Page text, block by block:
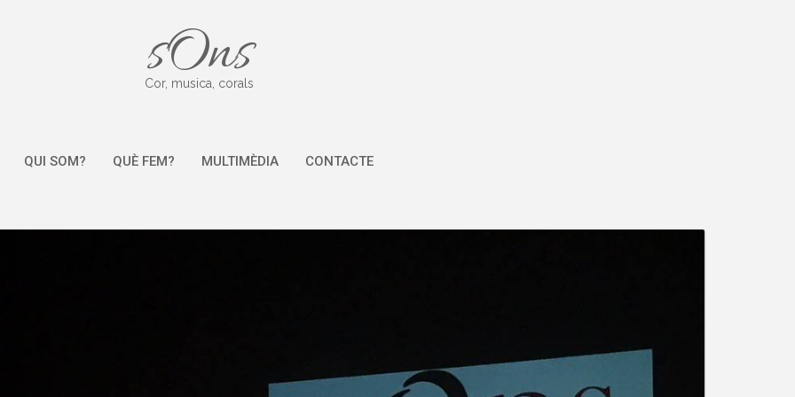
sOns
Cor, musica, corals
QUI SOM? QUÈ FEM? MULTIMÈDIA CONTACTE